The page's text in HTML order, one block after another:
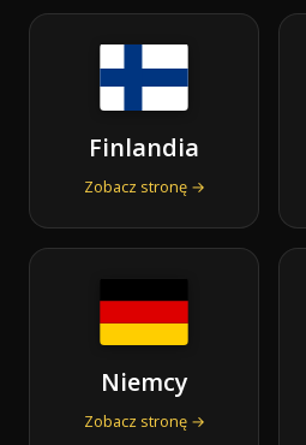
Finlandia
Zobacz stronę →
Niemcy
Zobacz stronę →